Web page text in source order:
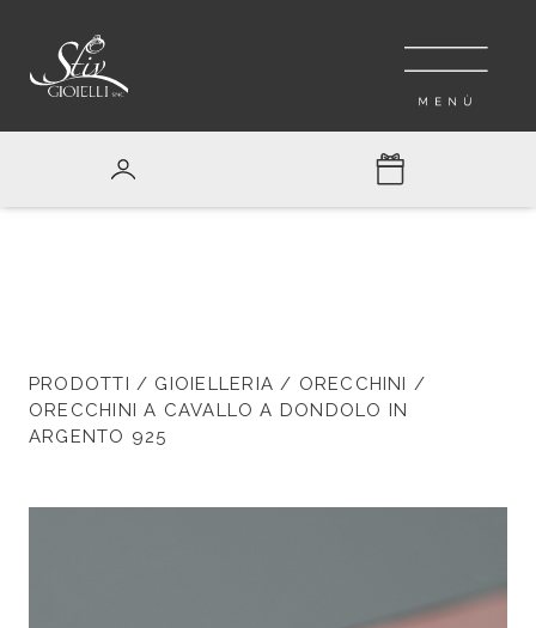
PRODOTTI / GIOIELLERIA / ORECCHINI /
ORECCHINI A CAVALLO A DONDOLO IN
ARGENTO 925